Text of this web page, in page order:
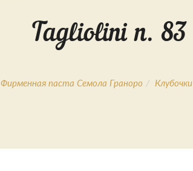
Tagliolini n. 83
Фирменная паста Семола Граноро Клубочки